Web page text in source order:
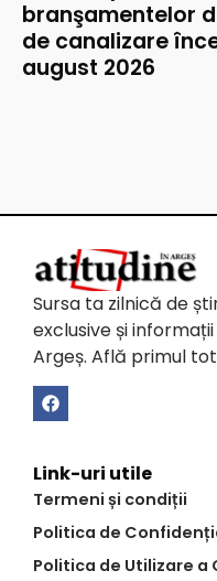
branşamentelor
de canalizare
august 2026
Sursa ta zilnică de
exclusive și
Argeș. Află primul
Link-uri utile
Termeni și condiții
Politica de
Politica de Utilizare